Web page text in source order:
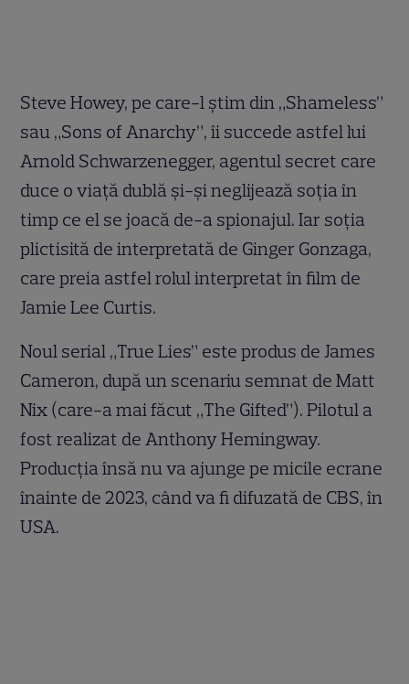
Steve Howey, pe care-l știm din „Shameless”
sau „Sons of Anarchy”, îi succede astfel lui
Arnold Schwarzenegger, agentul secret care
duce o viață dublă și-și neglijează soția în
timp ce el se joacă de-a spionajul. Iar soția
plictisită de interpretată de Ginger Gonzaga,
care preia astfel rolul interpretat în film de
Jamie Lee Curtis.
Noul serial „True Lies” este produs de James
Cameron, după un scenariu semnat de Matt
Nix (care-a mai făcut „The Gifted”). Pilotul a
fost realizat de Anthony Hemingway.
Producția însă nu va ajunge pe micile ecrane
înainte de 2023, când va fi difuzată de CBS, în
USA.